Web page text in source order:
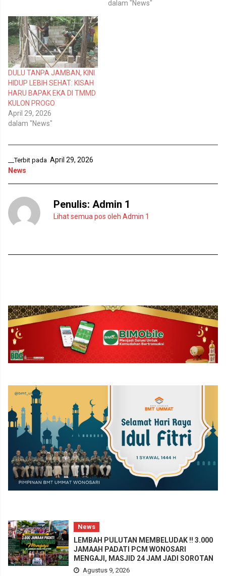
M
e
m
b
u
k
a
d
i
e
n
d
e
l
a
y
a
b
r
k
(
M
e
m
b
u
k
a
d
i
j
e
n
d
l
n
b
)
dalam "News"
DULU TANPA JAMBAN, KINI
HIDUP LEBIH SEHAT: KISAH
HARU BAPAK EKA DI TMMD
KULON PROGO
April 29, 2026
dalam "News"
__Terbit pada April 29, 2026
News
Penulis: Admin 1
Lihat semua pos oleh Admin 1
News
LEMBAH PULUTAN MEMBELUDAK !! 3.000
JAMAAH PADATI PCM WONOSARI
MENGAJI, MASJID 24 JAM JADI SOROTAN
Agustus 9, 2026